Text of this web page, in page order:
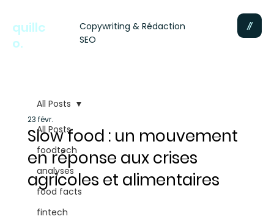
quillc
o.
Copywriting & Rédaction
SEO
All Posts
foodtech
analyses
food facts
fintech
All Posts
Slow food : un mouvement
en réponse aux crises
agricoles et alimentaires
23 févr.